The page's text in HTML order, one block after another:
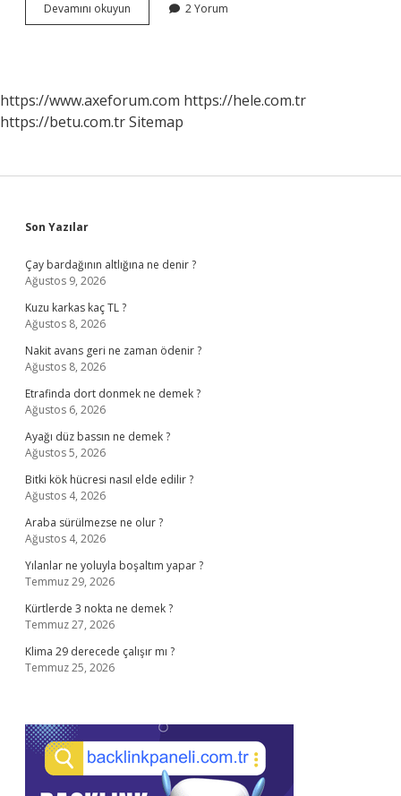
Devamını okuyun
Ne
2 Yorum
https://www.axeforum.com https://hele.com.tr
https://betu.com.trSitemap
Sidebar
Son Yazılar
Çay bardağının altlığına ne denir ?
Ağustos 9, 2026
Kuzu karkas kaç TL ?
Ağustos 8, 2026
Nakit avans geri ne zaman ödenir ?
Ağustos 8, 2026
Etrafinda dort donmek ne demek ?
Ağustos 6, 2026
Ayağı düz bassın ne demek ?
Ağustos 5, 2026
Bitki kök hücresi nasıl elde edilir ?
Ağustos 4, 2026
Araba sürülmezse ne olur ?
Ağustos 4, 2026
Yılanlar ne yoluyla boşaltım yapar ?
Temmuz 29, 2026
Kürtlerde 3 nokta ne demek ?
Temmuz 27, 2026
Klima 29 derecede çalışır mı ?
Temmuz 25, 2026